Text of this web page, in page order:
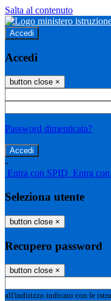
Salta al contenuto
Accedi
Accedi
button close ×
Password dimenticata?
-
Entra con SPID Entra
Seleziona utente
button close ×
Recupero password
button close ×
all'indirizzo indicato con le